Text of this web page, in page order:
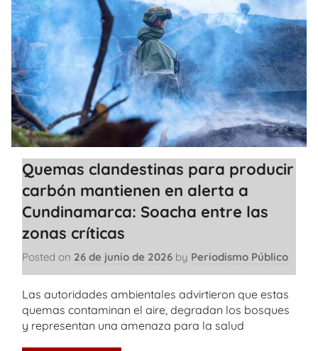
Quemas clandestinas para producir
carbón mantienen en alerta a
Cundinamarca: Soacha entre las
zonas críticas
Posted on 26 de junio de 2026 by Periodismo Público
Las autoridades ambientales advirtieron que estas
quemas contaminan el aire, degradan los bosques
y representan una amenaza para la salud